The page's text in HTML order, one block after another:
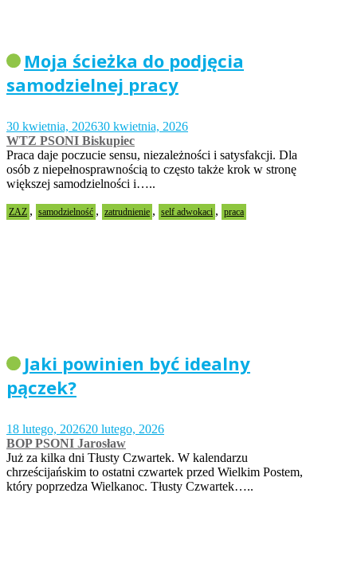
Moja ścieżka do podjęcia
samodzielnej pracy
30 kwietnia, 202630 kwietnia, 2026
WTZ PSONI Biskupiec
Praca daje poczucie sensu, niezależności i satysfakcji. Dla
osób z niepełnosprawnością to często także krok w stronę
większej samodzielności i…..
ZAZ , samodzielność , zatrudnienie , self adwokaci , praca
Jaki powinien być idealny
pączek?
18 lutego, 202620 lutego, 2026
BOP PSONI Jarosław
Już za kilka dni Tłusty Czwartek. W kalendarzu
chrześcijańskim to ostatni czwartek przed Wielkim Postem,
który poprzedza Wielkanoc. Tłusty Czwartek…..